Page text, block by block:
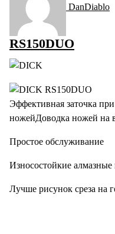
DanDiablo
RS150DUO
Эффективная заточка
ножейДоводка ножей на
Простое обслуживание
Износостойкие
Лучше рисунок среза на